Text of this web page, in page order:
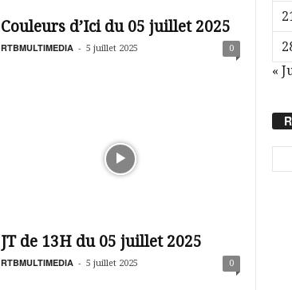
Couleurs d’Ici du 05 juillet 2025
RTBMULTIMEDIA - 5 juillet 2025 0
JT de 13H du 05 juillet 2025
RTBMULTIMEDIA - 5 juillet 2025 0
«